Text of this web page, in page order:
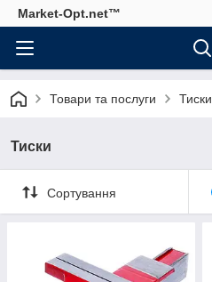
Market-Opt.net™
Товари та послуги Тиски
Тиски
Сортування